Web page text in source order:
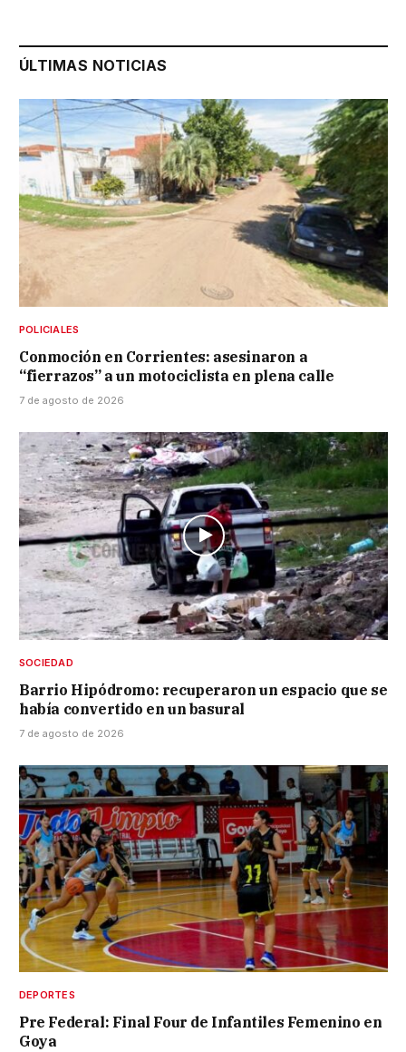
ÚLTIMAS NOTICIAS
POLICIALES
Conmoción en Corrientes: asesinaron a
“fierrazos” a un motociclista en plena calle
7 de agosto de 2026
SOCIEDAD
Barrio Hipódromo: recuperaron un espacio que se
había convertido en un basural
7 de agosto de 2026
DEPORTES
Pre Federal: Final Four de Infantiles Femenino en
Goya